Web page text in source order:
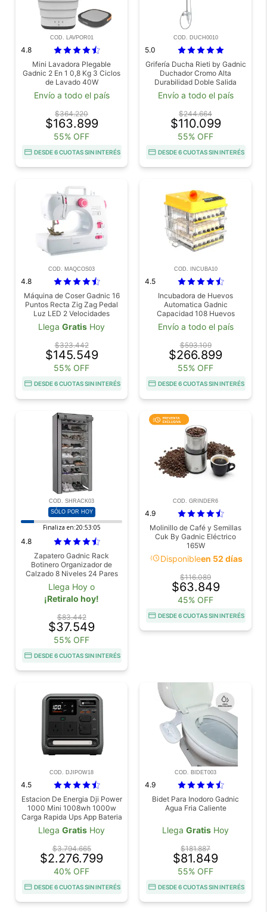
COD. LAVPOR01
4.8
Mini Lavadora Plegable
Gadnic 2 En 1 0,8 Kg 3 Ciclos
de Lavado 40W
Envío a todo el país
$364.220
$163.899
55% OFF
DESDE 6 CUOTAS SIN INTERÉS
COD. DUCH0010
5.0
Grifería Ducha Rieti by Gadnic
Duchador Cromo Alta
Durabilidad Doble Salida
Envío a todo el país
$244.664
$110.099
55% OFF
DESDE 6 CUOTAS SIN INTERÉS
COD. MAQCOS03
4.8
Máquina de Coser Gadnic 16
Puntos Recta Zig Zag Pedal
Luz LED 2 Velocidades
Llega Gratis Hoy
$323.442
$145.549
55% OFF
DESDE 6 CUOTAS SIN INTERÉS
COD. INCUBA10
4.5
Incubadora de Huevos
Automatica Gadnic
Capacidad 108 Huevos
Expandible Ovoscopio Giro
Automático
Envío a todo el país
$593.109
$266.899
55% OFF
DESDE 6 CUOTAS SIN INTERÉS
COD. SHRACK03
SÓLO POR HOY
Finaliza en:20:53:04
4.8
Zapatero Gadnic Rack
Botinero Organizador de
Calzado 8 Niveles 24 Pares
Llega Hoy o
¡Retiralo hoy!
$83.442
$37.549
55% OFF
DESDE 6 CUOTAS SIN INTERÉS
COD. GRINDER6
4.9
Molinillo de Café y Semillas
Cuk By Gadnic Eléctrico
165W
acuteDisponibleen 52 días
$116.089
$63.849
45% OFF
DESDE 6 CUOTAS SIN INTERÉS
COD. DJIPOW18
4.5
Estacion De Energia Dji Power
1000 Mini 1008wh 1000w
Carga Rapida Ups App Bateria
Lfp
Llega Gratis Hoy
$3.794.665
$2.276.799
40% OFF
DESDE 6 CUOTAS SIN INTERÉS
COD. BIDET003
4.9
Bidet Para Inodoro Gadnic
Agua Fria Caliente
Llega Gratis Hoy
$181.887
$81.849
55% OFF
DESDE 6 CUOTAS SIN INTERÉS